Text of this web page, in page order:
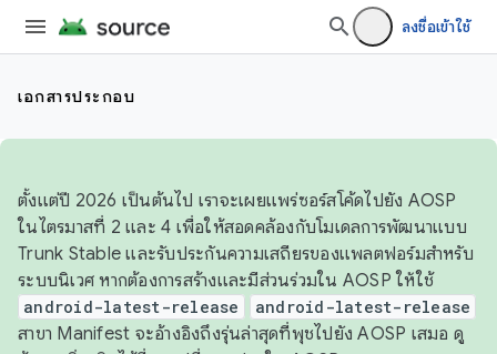
ลงชื่อเข้าใช้
เอกสารประกอบ
ตั้งแต่ปี 2026 เป็นต้นไป เราจะเผยแพร่ซอร์สโค้ดไปยัง AOSP
ในไตรมาสที่ 2 และ 4 เพื่อให้สอดคล้องกับโมเดลการพัฒนาแบบ
Trunk Stable และรับประกันความเสถียรของแพลตฟอร์มสำหรับ
ระบบนิเวศ หากต้องการสร้างและมีส่วนร่วมใน AOSP ให้ใช้
android-latest-release android-latest-release
สาขา Manifest จะอ้างอิงถึงรุ่นล่าสุดที่พุชไปยัง AOSP เสมอ ดู